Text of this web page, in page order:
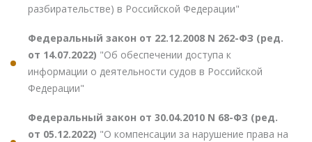
разбирательстве) в Российской Федерации"
Федеральный закон от 22.12.2008 N 262-ФЗ (ред.
от 14.07.2022) "Об обеспечении доступа к
информации о деятельности судов в Российской
Федерации"
Федеральный закон от 30.04.2010 N 68-ФЗ (ред.
от 05.12.2022) "О компенсации за нарушение права на